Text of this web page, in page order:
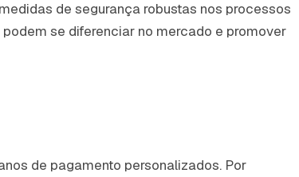
de segurança robustas nos processos
se diferenciar no mercado e promover
de pagamento personalizados. Por